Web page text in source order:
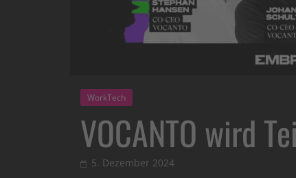
WorkTech
VOCANTO wird
5. Dezember 2024